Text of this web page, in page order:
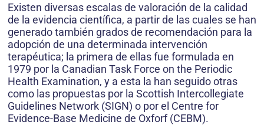
Existen diversas escalas de valoración de la calidad
de la evidencia científica, a partir de las cuales se han
generado también grados de recomendación para la
adopción de una determinada intervención
terapéutica; la primera de ellas fue formulada en
1979 por la Canadian Task Force on the Periodic
Health Examination, y a esta la han seguido otras
como las propuestas por la Scottish Intercollegiate
Guidelines Network (SIGN) o por el Centre for
Evidence-Base Medicine de Oxforf (CEBM).